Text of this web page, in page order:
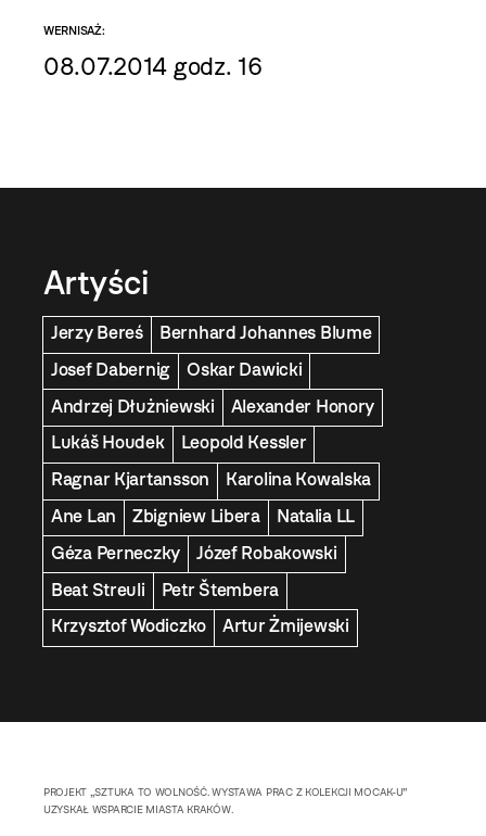
WERNISAŻ:
08.07.2014 godz. 16
Artyści
Jerzy Bereś
Bernhard Johannes Blume
Josef Dabernig
Oskar Dawicki
Andrzej Dłużniewski
Alexander Honory
Lukáš Houdek
Leopold Kessler
Ragnar Kjartansson
Karolina Kowalska
Ane Lan
Zbigniew Libera
Natalia LL
Géza Perneczky
Józef Robakowski
Beat Streuli
Petr Štembera
Krzysztof Wodiczko
Artur Żmijewski
PROJEKT „SZTUKA TO WOLNOŚĆ. WYSTAWA PRAC Z KOLEKCJI MOCAK-U”
UZYSKAŁ WSPARCIE MIASTA KRAKÓW.